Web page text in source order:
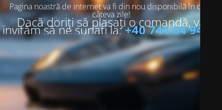
Pagina noastră de internet va fi din nou disponibilă în doar
câteva zile!
Dacă doriți să plasați o comandă, vă
invităm să ne sunați la:+40 744 64 94 13